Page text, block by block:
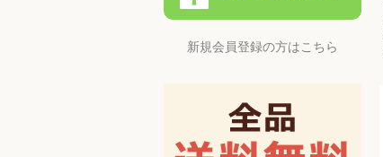
新規会員登録の方はこちら